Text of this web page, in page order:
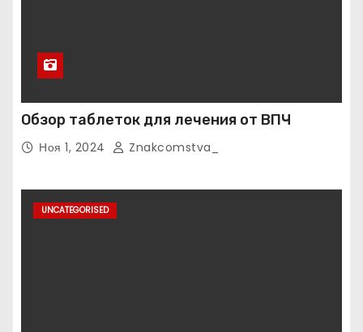
Обзор таблеток для лечения от ВПЧ
Ноя 1, 2024 Znakcomstva_
UNCATEGORISED